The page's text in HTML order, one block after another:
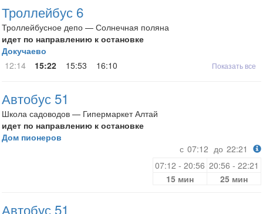
Троллейбус 6
Троллейбусное депо — Солнечная поляна
идет по направлению к остановке
Докучаево
12:14
15:22 15:53 16:10 Показать все
Автобус 51
Школа садоводов — Гипермаркет Алтай
идет по направлению к остановке
Дом пионеров
с 07:12 до 22:21
07:12 - 20:56 20:56 - 22:21
15 мин
25 мин
Автобус 51